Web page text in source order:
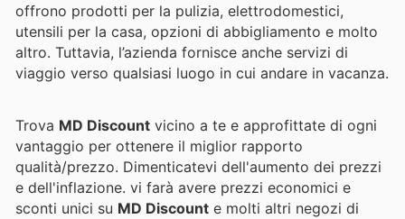
offrono prodotti per la pulizia, elettrodomestici,
utensili per la casa, opzioni di abbigliamento e molto
altro. Tuttavia, l’azienda fornisce anche servizi di
viaggio verso qualsiasi luogo in cui andare in vacanza.
Trova MD Discount vicino a te e approfittate di ogni
vantaggio per ottenere il miglior rapporto
qualità/prezzo. Dimenticatevi dell'aumento dei prezzi
e dell'inflazione. vi farà avere prezzi economici e
sconti unici su MD Discount e molti altri negozi di